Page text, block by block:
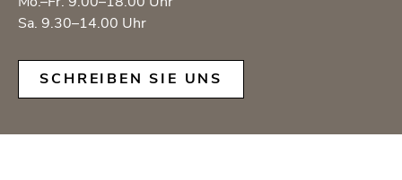
Sa. 9.30–14.00 Uhr
SCHREI­BEN SIE UNS